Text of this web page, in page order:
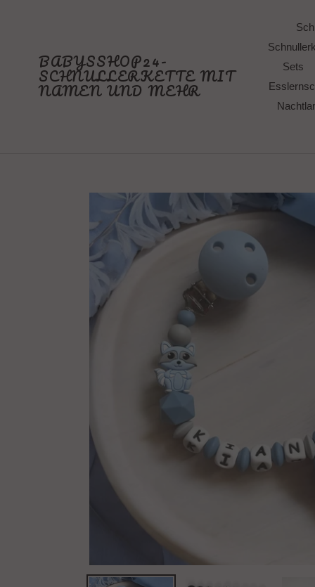
BABYSSHOP24-
SCHNULLERKETTE MIT
NAMEN UND MEHR
Sets